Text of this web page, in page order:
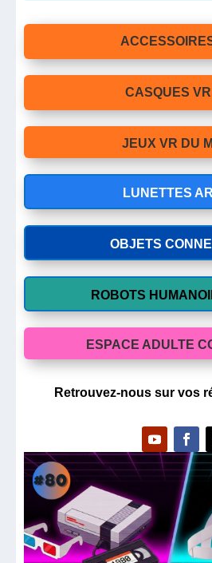
CASQUES
JEUX VR DU
LUNETTES
OBJETS
ROBOTS
ESPACE ADULTE
Retrouvez-nous sur vos